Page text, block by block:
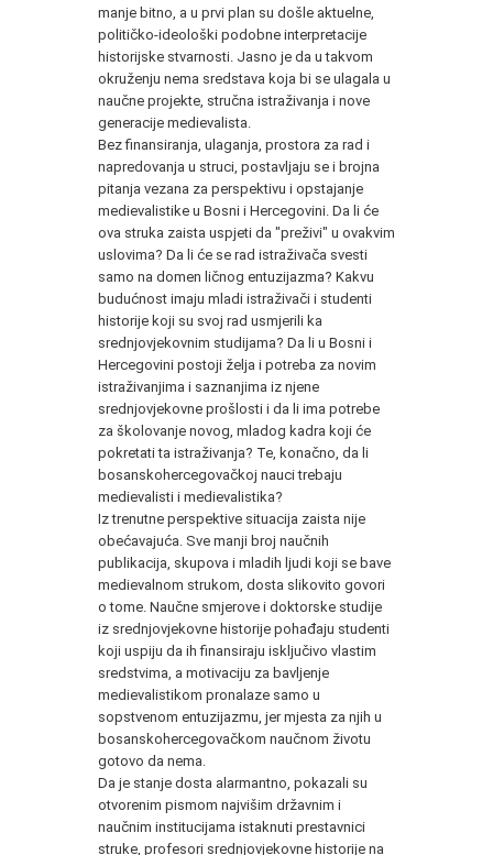
manje bitno, a u prvi plan su došle aktuelne,
političko-ideološki podobne interpretacije
historijske stvarnosti. Jasno je da u takvom
okruženju nema sredstava koja bi se ulagala u
naučne projekte, stručna istraživanja i nove
generacije medievalista.
Bez finansiranja, ulaganja, prostora za rad i
napredovanja u struci, postavljaju se i brojna
pitanja vezana za perspektivu i opstajanje
medievalistike u Bosni i Hercegovini. Da li će
ova struka zaista uspjeti da "preživi" u ovakvim
uslovima? Da li će se rad istraživača svesti
samo na domen ličnog entuzijazma? Kakvu
budućnost imaju mladi istraživači i studenti
historije koji su svoj rad usmjerili ka
srednjovjekovnim studijama? Da li u Bosni i
Hercegovini postoji želja i potreba za novim
istraživanjima i saznanjima iz njene
srednjovjekovne prošlosti i da li ima potrebe
za školovanje novog, mladog kadra koji će
pokretati ta istraživanja? Te, konačno, da li
bosanskohercegovačkoj nauci trebaju
medievalisti i medievalistika?
Iz trenutne perspektive situacija zaista nije
obećavajuća. Sve manji broj naučnih
publikacija, skupova i mladih ljudi koji se bave
medievalnom strukom, dosta slikovito govori
o tome. Naučne smjerove i doktorske studije
iz srednjovjekovne historije pohađaju studenti
koji uspiju da ih finansiraju isključivo vlastim
sredstvima, a motivaciju za bavljenje
medievalistikom pronalaze samo u
sopstvenom entuzijazmu, jer mjesta za njih u
bosanskohercegovačkom naučnom životu
gotovo da nema.
Da je stanje dosta alarmantno, pokazali su
otvorenim pismom najvišim državnim i
naučnim institucijama istaknuti prestavnici
struke, profesori srednjovjekovne historije na